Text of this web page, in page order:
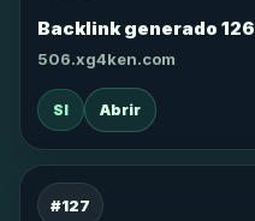
Backlink generado 126
506.xg4ken.com
SI Abrir
#127